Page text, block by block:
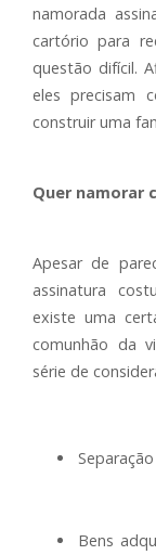
namorada
cartório para
questão difícil.
eles precisam
construir uma
Quer namorar
Apesar de
assinatura
existe uma
comunhão da
série de
Bens